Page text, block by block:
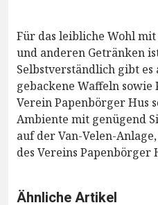
Für das leibliche Wohl
und anderen Getränken
Selbstverständlich gibt es
gebackene Waffeln sowie
Verein Papenbörger Hus
Ambiente mit genügend
auf der Van-Velen-
des Vereins Papenbörger
Ähnliche Artikel